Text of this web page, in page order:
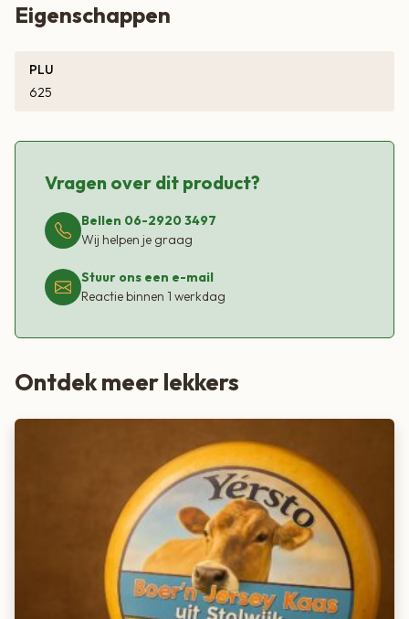
Eigenschappen
PLU
625
Vragen over dit product?
Bellen 06-2920 3497
Wij helpen je graag
Stuur ons een e-mail
Reactie binnen 1 werkdag
Ontdek meer lekkers